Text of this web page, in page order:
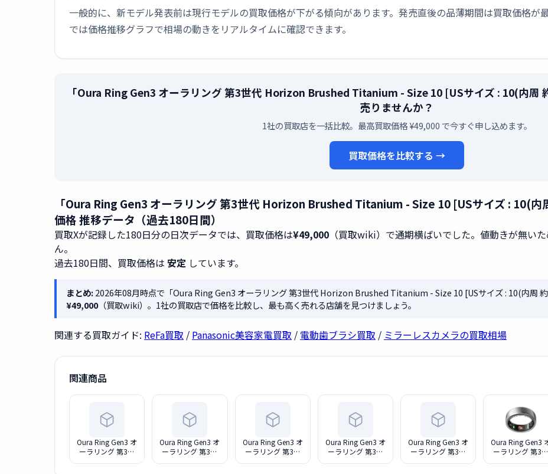
一般的に、新モデル発表前は現行モデルの買取価格が下がる傾向があります。発売直後の品薄期間は買取価格が
では価格推移グラフで相場の動きをリアルタイムに確認できます。
「Oura Ring Gen3 オーラリング 第3世代 Horizon Brushed Titanium - Size 10 [USサイズ : 10(内周
売りませんか？
1社の買取店を一括比較。最高買取価格 ¥49,000 で今すぐ申し込めます。
買取価格を比較する →
「Oura Ring Gen3 オーラリング 第3世代 Horizon Brushed Titanium - Size 10 [USサイズ : 10(
価格 推移データ（過去180日間）
買取Xが記録した180日分の日次データでは、買取価格は¥49,000 （買取wiki）で通期横ばいでした。値動きが無い
ん。
過去180日間、買取価格は 安定 しています。
まとめ:2026年08月時点で「Oura Ring Gen3 オーラリング 第3世代 Horizon Brushed Titanium - Size 10 [USサイズ : 10(内周
¥49,000（買取wiki）。1社の買取店で価格を比較し、最も高く売れる店舗を見つけましょう。
関連する買取ガイド: ReFa買取 / Panasonic美容家電買取 / 電動歯ブラシ買取 / ミラーレスカメラの買取相場
関連商品
Oura Ring Gen3 オ
ーラリング 第3世
Oura Ring Gen3 オ
ーラリング 第3世
Oura Ring Gen3 オ
ーラリング 第3世
Oura Ring Gen3 オ
ーラリング 第3世
Oura Ring Gen3 オ
ーラリング 第3世
Oura Ring Gen3
ーラリング 第3世